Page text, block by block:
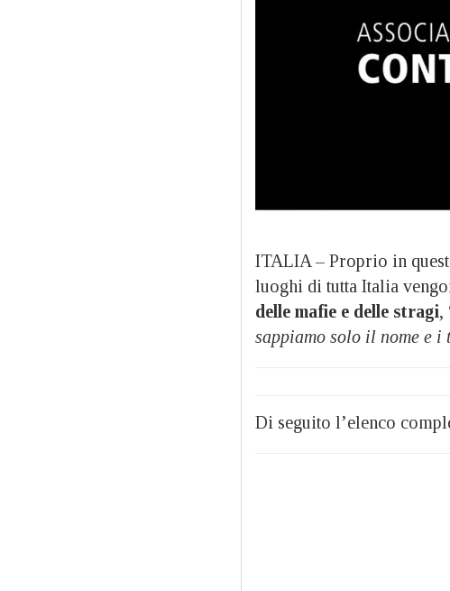
ITALIA – Proprio in
luoghi di tutta Italia
delle mafie e delle stragi,
sappiamo solo il nome e
Di seguito l’elenco